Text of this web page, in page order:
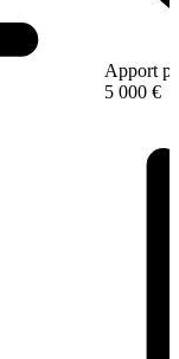
Apport
5 000 €